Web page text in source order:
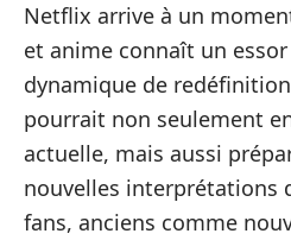
Netflix arrive à un
et anime connaît un
dynamique de
pourrait non seulement
actuelle, mais aussi
nouvelles interprétations
fans, anciens comme